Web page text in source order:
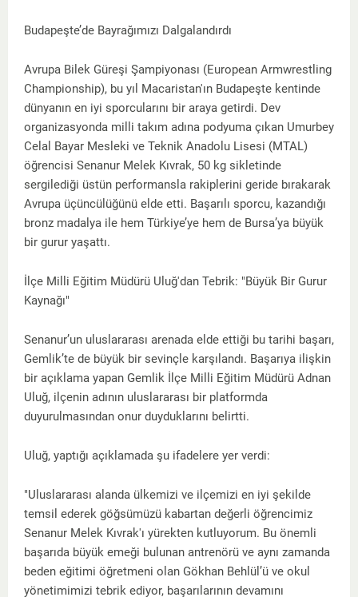
Budapeşte’de Bayrağımızı Dalgalandırdı
Avrupa Bilek Güreşi Şampiyonası (European Armwrestling
Championship), bu yıl Macaristan'ın Budapeşte kentinde
dünyanın en iyi sporcularını bir araya getirdi. Dev
organizasyonda milli takım adına podyuma çıkan Umurbey
Celal Bayar Mesleki ve Teknik Anadolu Lisesi (MTAL)
öğrencisi Senanur Melek Kıvrak, 50 kg sikletinde
sergilediği üstün performansla rakiplerini geride bırakarak
Avrupa üçüncülüğünü elde etti. Başarılı sporcu, kazandığı
bronz madalya ile hem Türkiye’ye hem de Bursa’ya büyük
bir gurur yaşattı.
İlçe Milli Eğitim Müdürü Uluğ'dan Tebrik: "Büyük Bir Gurur
Kaynağı"
Senanur’un uluslararası arenada elde ettiği bu tarihi başarı,
Gemlik’te de büyük bir sevinçle karşılandı. Başarıya ilişkin
bir açıklama yapan Gemlik İlçe Milli Eğitim Müdürü Adnan
Uluğ, ilçenin adının uluslararası bir platformda
duyurulmasından onur duyduklarını belirtti.
Uluğ, yaptığı açıklamada şu ifadelere yer verdi:
"Uluslararası alanda ülkemizi ve ilçemizi en iyi şekilde
temsil ederek göğsümüzü kabartan değerli öğrencimiz
Senanur Melek Kıvrak'ı yürekten kutluyorum. Bu önemli
başarıda büyük emeği bulunan antrenörü ve aynı zamanda
beden eğitimi öğretmeni olan Gökhan Behlül’ü ve okul
yönetimimizi tebrik ediyor, başarılarının devamını